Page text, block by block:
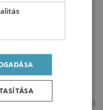
kattintva
és ezen
Árukra kattintva
ismertetőjét, árát.
szereplő árat kell